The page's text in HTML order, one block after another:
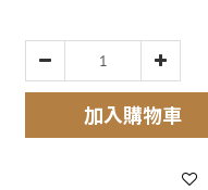
加入購物車